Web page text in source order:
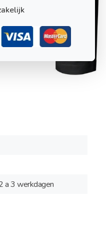
a 3 werkdagen